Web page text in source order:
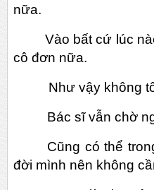
nữa.
Vào bất cứ lúc nào,
cô đơn nữa.
Như vậy không tốt
Bác sĩ vẫn chờ
Cũng có thể
đời mình nên không